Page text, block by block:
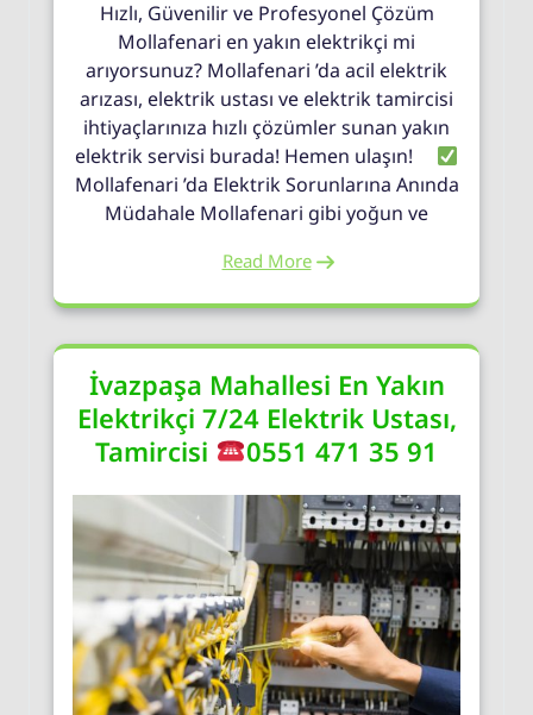
Hızlı, Güvenilir ve Profesyonel Çözüm
Mollafenari en yakın elektrikçi mi
arıyorsunuz? Mollafenari ’da acil elektrik
arızası, elektrik ustası ve elektrik tamircisi
ihtiyaçlarınıza hızlı çözümler sunan yakın
elektrik servisi burada! Hemen ulaşın!
Mollafenari ’da Elektrik Sorunlarına Anında
Müdahale Mollafenari gibi yoğun ve
Read More
İvazpaşa Mahallesi En Yakın
Elektrikçi 7/24 Elektrik Ustası,
Tamircisi
0551 471 35 91